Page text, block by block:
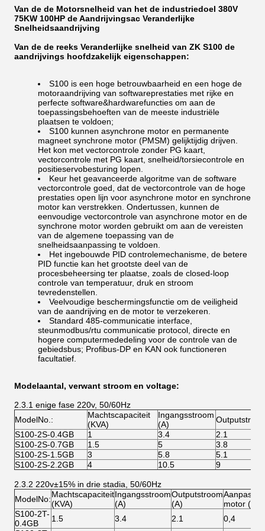
Van de de Motorsnelheid van het de industriedoel 380V
75KW 100HP de Aandrijvingsac Veranderlijke
Snelheidsaandrijving
Van de de reeks Veranderlijke snelheid van ZK S100 de
aandrijvings hoofdzakelijk eigenschappen:
S100 is een hoge betrouwbaarheid en een hoge de
motoraandrijving van softwareprestaties met rijke en
perfecte software&hardwarefuncties om aan de
toepassingsbehoeften van de meeste industriële
plaatsen te voldoen;
S100 kunnen asynchrone motor en permanente
magneet synchrone motor (PMSM) gelijktijdig drijven.
Het kon met vectorcontrole zonder PG kaart,
vectorcontrole met PG kaart, snelheid/torsiecontrole en
positieservobesturing lopen.
Keur het geavanceerde algoritme van de software
vectorcontrole goed, dat de vectorcontrole van de hoge
prestaties open lijn voor asynchrone motor en synchrone
motor kan verstrekken. Ondertussen, kunnen de
eenvoudige vectorcontrole van asynchrone motor en de
synchrone motor worden gebruikt om aan de vereisten
van de algemene toepassing van de
snelheidsaanpassing te voldoen.
Het ingebouwde PID controlemechanisme, de betere
PID functie kan het grootste deel van de
procesbeheersing ter plaatse, zoals de closed-loop
controle van temperatuur, druk en stroom
tevredenstellen.
Veelvoudige beschermingsfunctie om de veiligheid
van de aandrijving en de motor te verzekeren.
Standard 485-communicatie interface,
steunmodbus/rtu communicatie protocol, directe en
hogere computermededeling voor de controle van de
gebiedsbus; Profibus-DP en KAN ook functioneren
facultatief.
Modelaantal, verwant stroom en voltage:
2.3.1 enige fase 220v, 50/60Hz
ModelNo.:
Machtscapaciteit
(KVA)
Ingangsstroom
(A)
S100-2S-0.4GB
1 3.4
2.1
S100-2S-0.7GB
1.5 5
3.8
S100-2S-1.5GB
3 5.8
5.1
S100-2S-2.2GB
4 10.5 9
2.3.2 220v±15% in drie stadia, 50/60Hz
ModelNo:Machtscapaciteit
(KVA)
Ingangsstroom
(A)
Outputstroom
(A)
motor (kW)
S100-2T-
0.4GB
1.5 3.4 2.1
0,4